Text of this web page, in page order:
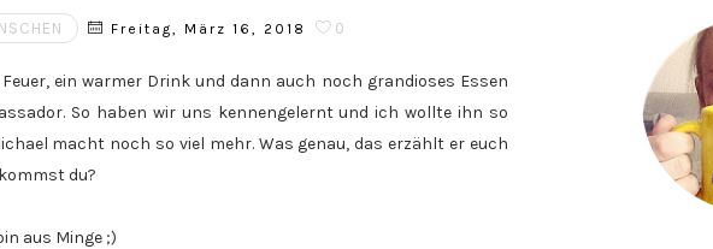
Freitag, März 16, 2018 0
ein warmer Drink und dann auch noch grandioses Essen
So haben wir uns kennengelernt und ich wollte ihn so
macht noch so viel mehr. Was genau, das erzählt er euch
du?
aus Minge ;)